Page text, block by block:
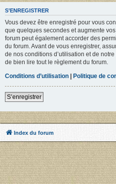
S’ENREGISTRER
Vous devez être enregistré pour vous
que quelques secondes et augmente
forum peut également accorder des
du forum. Avant de vous enregistrer,
de nos conditions d’utilisation et de
de bien lire tout le règlement du forum.
Conditions d’utilisation | Politique de
S’enregistrer
Index du forum